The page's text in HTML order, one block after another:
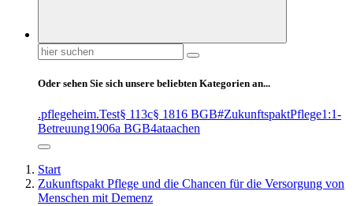
Suchen
nach:
Oder sehen Sie sich unsere beliebten Kategorien an...
.pflegeheim.Test§ 113c§ 1816 BGB#ZukunftspaktPflege1:1-
Betreuung1906a BGB4ataachen
Start
Zukunftspakt Pflege und die Chancen für die Versorgung von
Menschen mit Demenz